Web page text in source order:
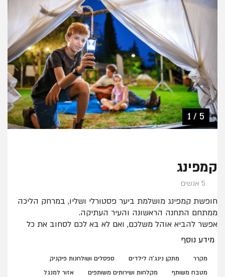
1 / 5
2 / 5
3 / 5
5 / 5
קמפינג
5 אנשים
חופשת קמפינג מושלמת ביער פסטורלי ושליו, במרחק הליכה
ממתחם התחנה הראשונה והעיר העתיקה.
אפשר להביא אוהל משלכם, ואם לא בא לכם לסחוב את כל
הציוד, ניתן לשכור מאתנו אוהלים ומזרנים. מתחם קמפינג יער
השלום מאובזר לחלוטין ובו מגוון מתקנים לשימושכם. שימו
לב: הבישול במטבח ביער הוא על כיריים חשמליות
מידע נוסף
מקרר מתקן נינג'ה לילדים
ספסלים ושולחנות פיקניק
מטבח משותף
מקלחות ושירותים משותפים
אזור למנגל